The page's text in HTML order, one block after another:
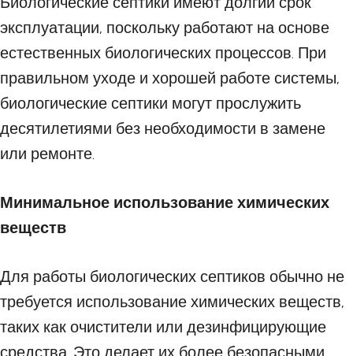
эксплуатации, поскольку работают на основе
естественных биологических процессов. При
правильном уходе и хорошей работе системы,
биологические септики могут прослужить
десятилетиями без необходимости в замене
или ремонте.
Минимальное использование химических
веществ
Для работы биологических септиков обычно не
требуется использование химических веществ,
таких как очистители или дезинфицирующие
средства. Это делает их более безопасными